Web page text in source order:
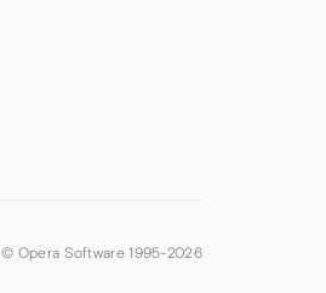
© Opera Software 1995-2026